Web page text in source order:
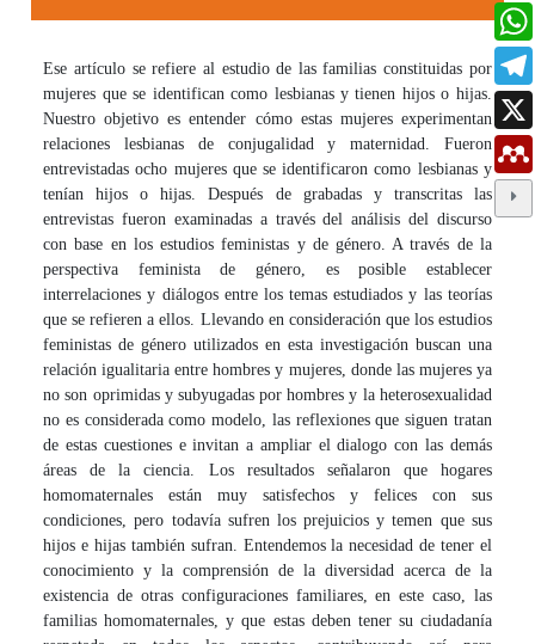
Ese artículo se refiere al estudio de las familias constituidas por
mujeres que se identifican como lesbianas y tienen hijos o hijas.
Nuestro objetivo es entender cómo estas mujeres experimentan
relaciones lesbianas de conjugalidad y maternidad. Fueron
entrevistadas ocho mujeres que se identificaron como lesbianas y
tenían hijos o hijas. Después de grabadas y transcritas las
entrevistas fueron examinadas a través del análisis del discurso
con base en los estudios feministas y de género. A través de la
perspectiva feminista de género, es posible establecer
interrelaciones y diálogos entre los temas estudiados y las teorías
que se refieren a ellos. Llevando en consideración que los estudios
feministas de género utilizados en esta investigación buscan una
relación igualitaria entre hombres y mujeres, donde las mujeres ya
no son oprimidas y subyugadas por hombres y la heterosexualidad
no es considerada como modelo, las reflexiones que siguen tratan
de estas cuestiones e invitan a ampliar el dialogo con las demás
áreas de la ciencia. Los resultados señalaron que hogares
homomaternales están muy satisfechos y felices con sus
condiciones, pero todavía sufren los prejuicios y temen que sus
hijos e hijas también sufran. Entendemos la necesidad de tener el
conocimiento y la comprensión de la diversidad acerca de la
existencia de otras configuraciones familiares, en este caso, las
familias homomaternales, y que estas deben tener su ciudadanía